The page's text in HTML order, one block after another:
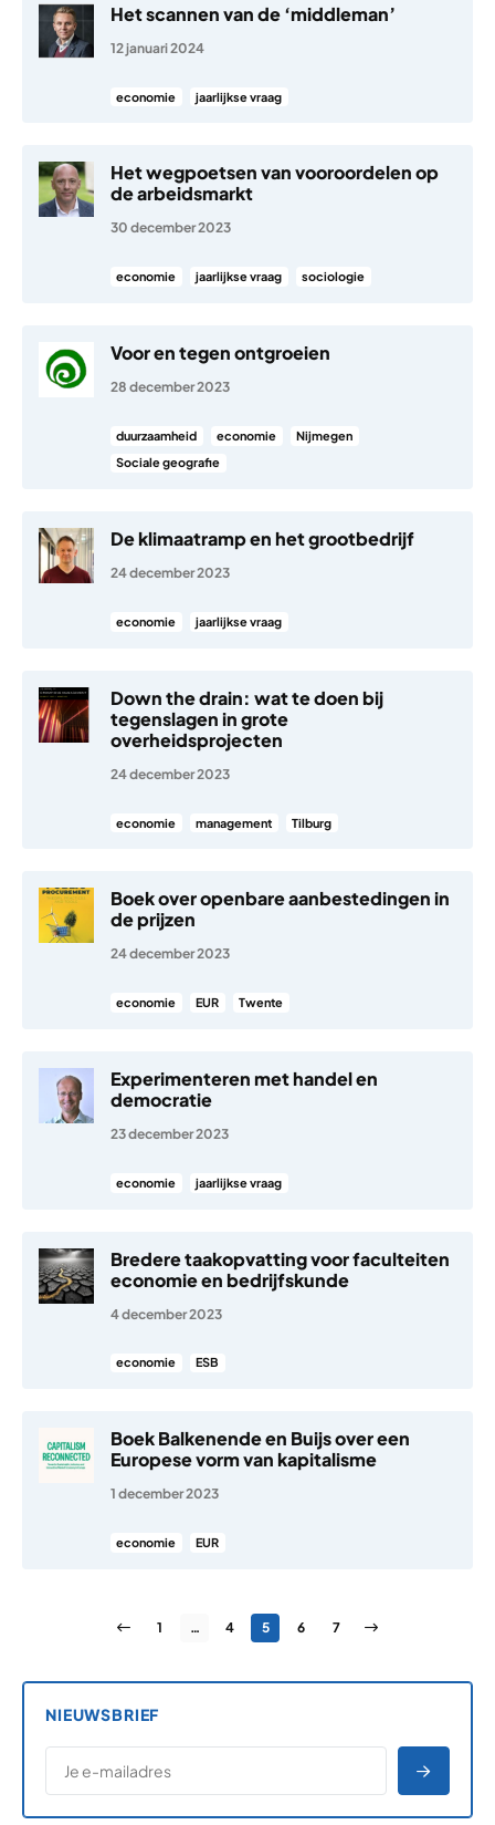
Het scannen van de ‘middleman’
12 januari 2024
economie jaarlijkse vraag
Het wegpoetsen van vooroordelen op
de arbeidsmarkt
30 december 2023
economie jaarlijkse vraag sociologie
Voor en tegen ontgroeien
28 december 2023
duurzaamheid economie
Nijmegen
Sociale geografie
De klimaatramp en het grootbedrijf
24 december 2023
economie jaarlijkse vraag
Down the drain: wat te doen bij
tegenslagen in grote
overheidsprojecten
24 december 2023
economie management Tilburg
Boek over openbare aanbestedingen in
de prijzen
24 december 2023
economie EUR Twente
Experimenteren met handel en
democratie
23 december 2023
economie jaarlijkse vraag
Bredere taakopvatting voor faculteiten
economie en bedrijfskunde
4 december 2023
economie ESB
Boek Balkenende en Buijs over een
Europese vorm van kapitalisme
1 december 2023
economie EUR
Berichten paginering
Vorige pagina
Pagina
1 … Pagina
4 Pagina
5 Pagina
6 Pagina
7 Volgende pagina
NIEUWSBRIEF
E-MAILADRES
*